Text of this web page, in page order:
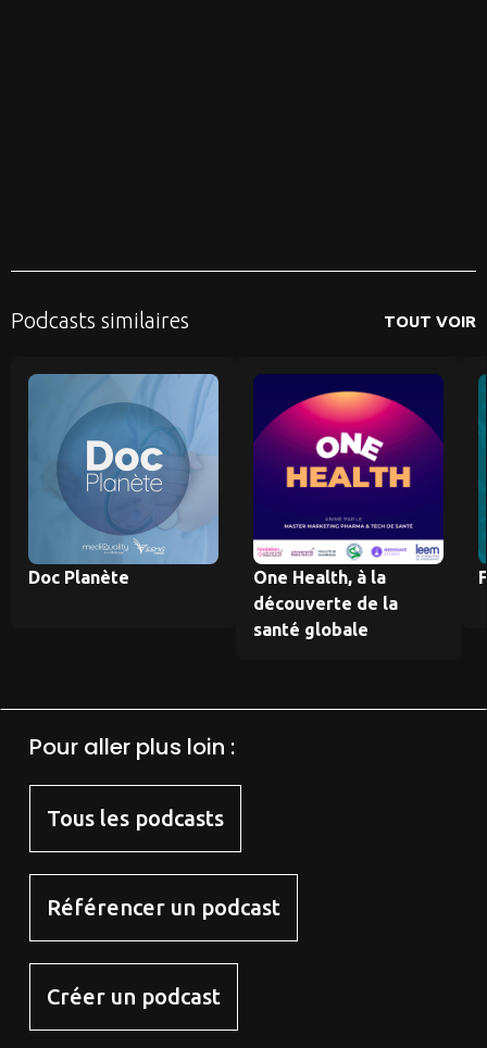
Podcasts similaires TOUT VOIR
Doc Planète
One Health, à la
découverte de la
santé globale
Pour aller plus loin :
Tous les podcasts
Référencer un podcast
Créer un podcast